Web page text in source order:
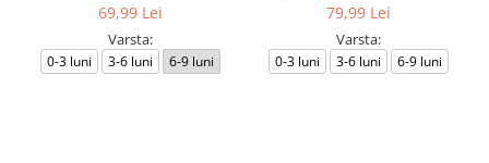
69,99 Lei
Varsta:
0-3 luni 3-6 luni 6-9 luni
79,99 Lei
Varsta:
0-3 luni 3-6 luni 6-9 luni